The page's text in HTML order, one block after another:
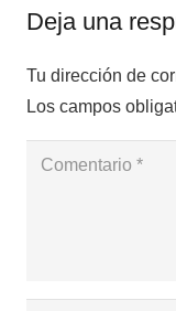
Deja una
Tu dirección de
Los campos